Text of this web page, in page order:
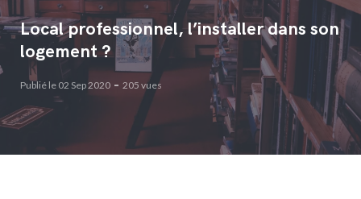
Local professionnel, l’installer dans son
logement ?
Publié le 02 Sep 2020 205 vues